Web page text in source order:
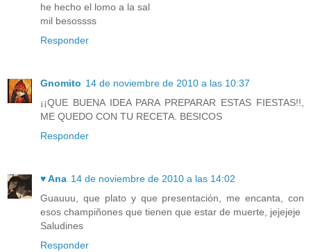
he hecho el lomo a la sal
mil besossss
Responder
Gnomito 14 de noviembre de 2010 a las 10:37
¡¡QUE BUENA IDEA PARA PREPARAR ESTAS FIESTAS!!,
ME QUEDO CON TU RECETA. BESICOS
Responder
♥ Ana 14 de noviembre de 2010 a las 14:02
Guauuu, que plato y que presentación, me encanta, con
esos champiñones que tienen que estar de muerte, jejejeje
Saludines
Responder